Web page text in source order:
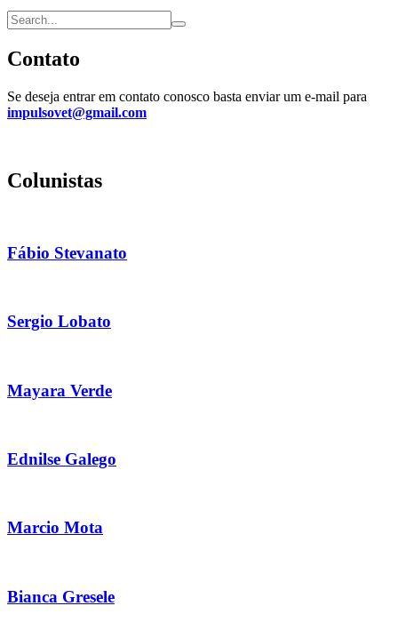
Contato
Se deseja entrar em contato conosco basta enviar um e-mail para
impulsovet@gmail.com
Colunistas
Fábio Stevanato
Sergio Lobato
Mayara Verde
Ednilse Galego
Marcio Mota
Bianca Gresele